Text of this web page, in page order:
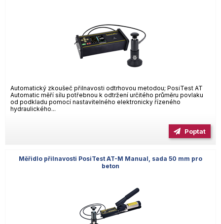
Automatický zkoušeč přilnavosti odtrhovou metodou; PosiTest AT
Automatic měří sílu potřebnou k odtržení určitého průměru povlaku
od podkladu pomocí nastavitelného elektronicky řízeného
hydraulického...
Poptat
Měřidlo přilnavosti PosiTest AT-M Manual, sada 50 mm pro
beton